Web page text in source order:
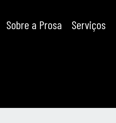
Sobre a Prosa Serviços